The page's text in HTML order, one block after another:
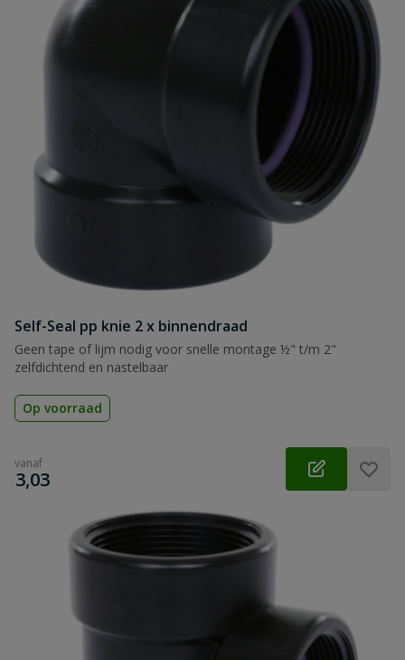
Self-Seal pp knie 2 x binnendraad
Geen tape of lijm nodig voor snelle montage ½" t/m 2"
zelfdichtend en nastelbaar
Op voorraad
vanaf
€
3,03